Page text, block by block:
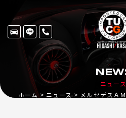
ニュース
ホーム ニュース